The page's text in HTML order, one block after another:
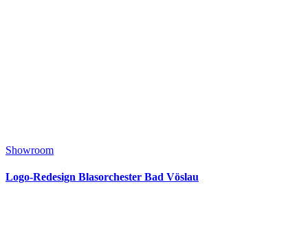
Showroom
Logo-Redesign Blasorchester Bad Vöslau